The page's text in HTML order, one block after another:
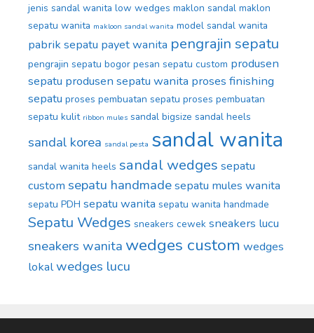
jenis sandal wanita low wedges maklon sandal maklon
sepatu wanita makloon sandal wanita model sandal wanita
pabrik sepatu payet wanita pengrajin sepatu
pengrajin sepatu bogor pesan sepatu custom produsen
sepatu produsen sepatu wanita proses finishing
sepatu proses pembuatan sepatu proses pembuatan
sepatu kulit ribbon mules sandal bigsize sandal heels
sandal korea sandal pesta sandal wanita
sandal wanita heels sandal wedges sepatu
custom sepatu handmadesepatu mules wanita
sepatu PDH sepatu wanita sepatu wanita handmade
Sepatu Wedges sneakers cewek sneakers lucu
sneakers wanita wedges custom wedges
lokalwedges lucu